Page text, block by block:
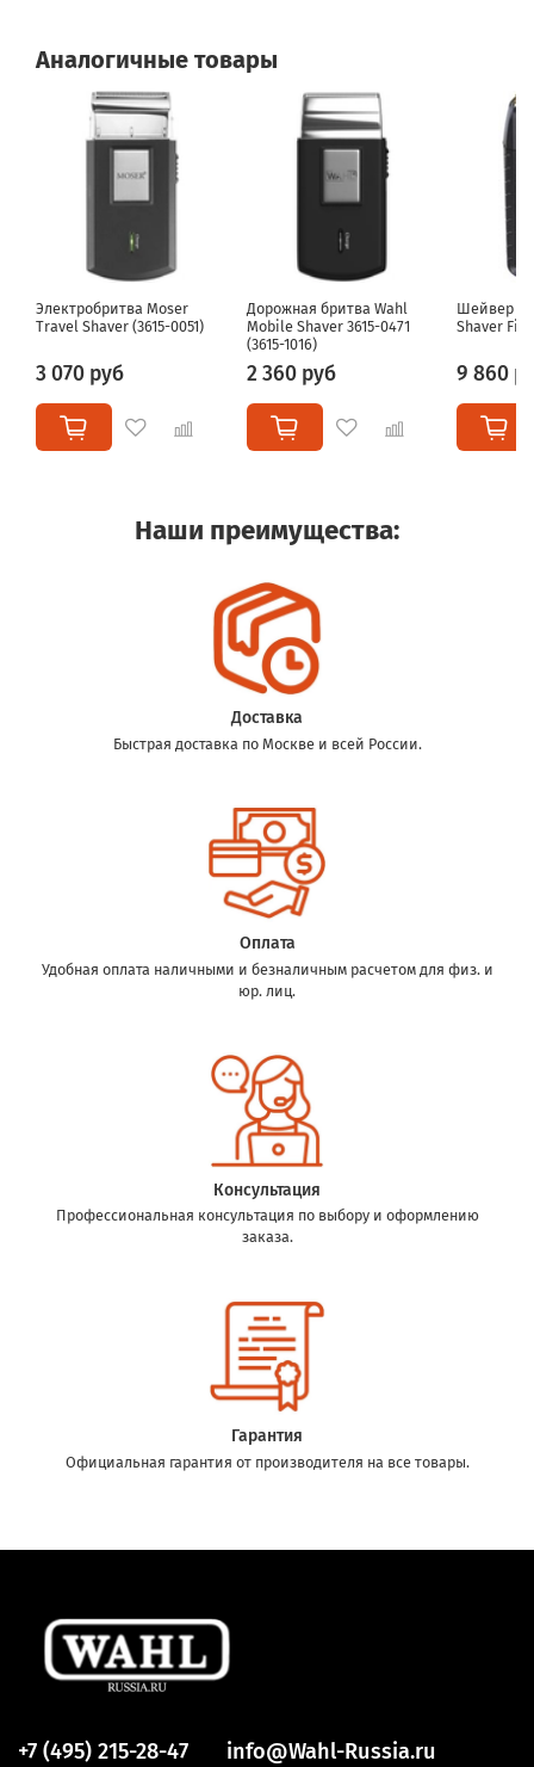
Аналогичные товары
Электробритва Moser
Travel Shaver (3615-0051)
3 070 руб
Дорожная бритва Wahl
Mobile Shaver 3615-0471
(3615-1016)
2 360 руб
Шейвер
Shaver
9 860
Наши преимущества:
Доставка
Быстрая доставка по Москве и всей России.
Оплата
Удобная оплата наличными и безналичным расчетом для физ. и
юр. лиц.
Консультация
Профессиональная консультация по выбору и оформлению
заказа.
Гарантия
Официальная гарантия от производителя на все товары.
+7 (495) 215-28-47 info@Wahl-Russia.ru